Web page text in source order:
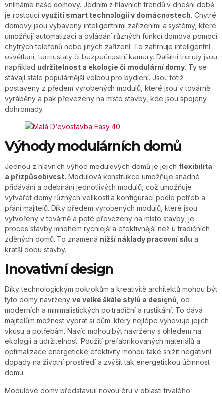
vnímáme naše domovy. Jedním z hlavních trendů v dnešní době
je rostoucí využití smart technologií v domácnostech. Chytré
domovy jsou vybaveny inteligentními zařízeními a systémy, které
umožňují automatizaci a ovládání různých funkcí domova pomocí
chytrých telefonů nebo jiných zařízení. To zahrnuje inteligentní
osvětlení, termostaty či bezpečnostní kamery. Dalšími trendy jsou
například udržitelnost a ekologie či modulární domy. Ty se
stávají stále populárnější volbou pro bydlení. Jsou totiž
postaveny z předem vyrobených modulů, které jsou v továrně
vyráběny a pak převezeny na místo stavby, kde jsou spojeny
dohromady.
Výhody modulárních domů
Jednou z hlavních výhod modulových domů je jejich flexibilita
a přizpůsobivost. Modulová konstrukce umožňuje snadné
přidávání a odebírání jednotlivých modulů, což umožňuje
vytvářet domy různých velikostí a konfigurací podle potřeb a
přání majitelů. Díky předem vyrobených modulů, které jsou
vytvořeny v továrně a poté převezeny na místo stavby, je
proces stavby mnohem rychlejší a efektivnější než u tradičních
zděných domů. To znamená nižší náklady pracovní sílu a
kratší dobu stavby.
Inovativní design
Díky technologickým pokrokům a kreativitě architektů mohou být
tyto domy navrženy ve velké škále stylů a designů , od
moderních a minimalistických po tradiční a rustikální. To dává
majitelům možnost vybrat si dům, který nejlépe vyhovuje jejich
vkusu a potřebám. Navíc mohou být navrženy s ohledem na
ekologii a udržitelnost. Použití prefabrikovaných materiálů a
optimalizace energetické efektivity mohou také snížit negativní
dopady na životní prostředí a zvýšit tak energetickou účinnost
domu.
Modulové domy představují novou éru v oblasti trvalého